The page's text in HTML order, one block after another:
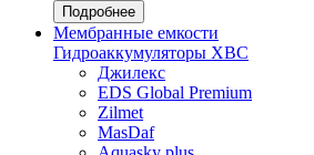
Подробнее
Мембранные емкости
Гидроаккумуляторы ХВС
Джилекс
EDS Global Premium
Zilmet
MasDaf